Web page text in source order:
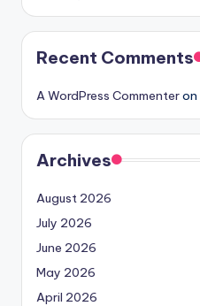
Recent Comments
A WordPress Commenteron
Archives
August 2026
July 2026
June 2026
May 2026
April 2026